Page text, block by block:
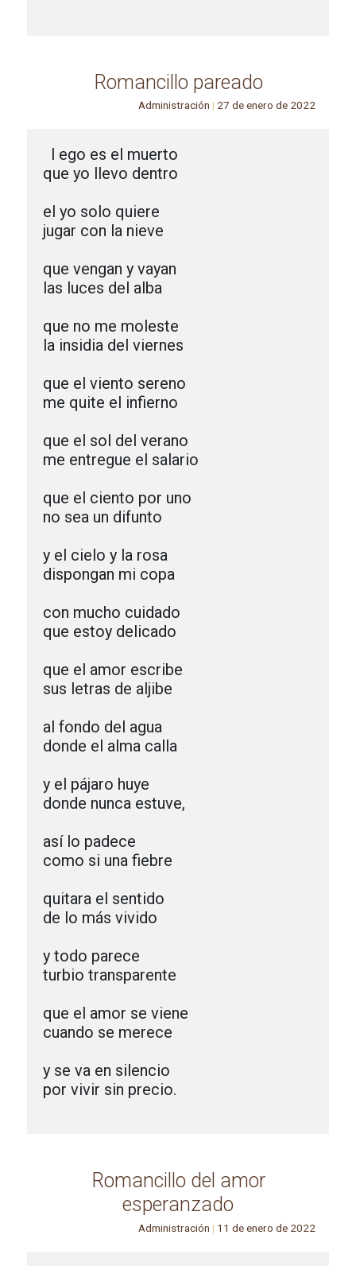
Romancillo pareado
Administración | 27 de enero de 2022
l ego es el muerto
que yo llevo dentro
el yo solo quiere
jugar con la nieve
que vengan y vayan
las luces del alba
que no me moleste
la insidia del viernes
que el viento sereno
me quite el infierno
que el sol del verano
me entregue el salario
que el ciento por uno
no sea un difunto
y el cielo y la rosa
dispongan mi copa
con mucho cuidado
que estoy delicado
que el amor escribe
sus letras de aljibe
al fondo del agua
donde el alma calla
y el pájaro huye
donde nunca estuve,
así lo padece
como si una fiebre
quitara el sentido
de lo más vivido
y todo parece
turbio transparente
que el amor se viene
cuando se merece
y se va en silencio
por vivir sin precio.
Romancillo del amor
esperanzado
Administración | 11 de enero de 2022